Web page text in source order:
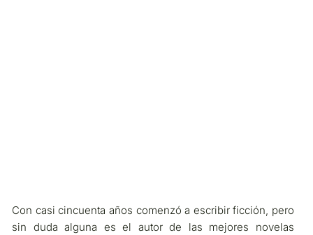
Con casi cincuenta años comenzó a escribir ficción, pero
sin duda alguna es el autor de las mejores novelas